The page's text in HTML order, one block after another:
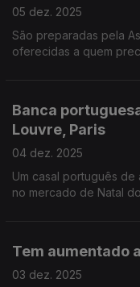
05 dez. 2025
São preparadas pela
oferecidas a quem
Banca
Louvre, Paris
04 dez. 2025
Um casal português
no mercado de Natal
Tem aumentado
03 dez. 2025